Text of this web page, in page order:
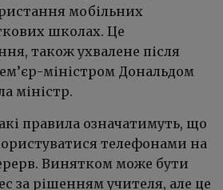
мобільних
школах. Це
також ухвалене після
міністром Дональдом
міністр.
правила означатимуть, що
телефонами на
Винятком може бути
за рішенням учителя, але це